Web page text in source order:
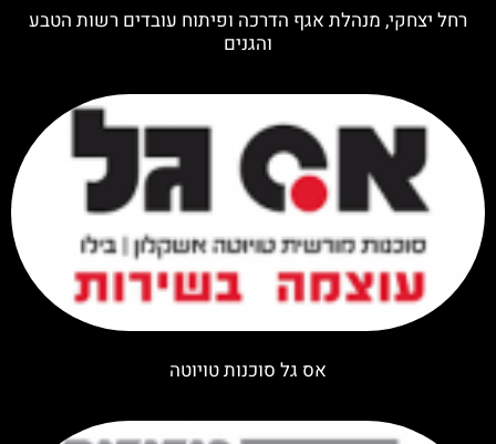
רחל יצחקי, מנהלת אגף הדרכה ופיתוח עובדים רשות הטבע
והגנים
אס גל סוכנות טויוטה